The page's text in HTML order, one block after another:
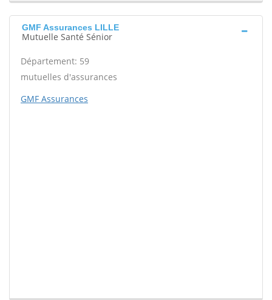
GMF Assurances LILLE
Mutuelle Santé Sénior
Département: 59
mutuelles d'assurances
GMF Assurances